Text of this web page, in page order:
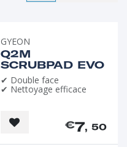
GYEON
Q2M
SCRUBPAD EVO
✔ Double face
✔ Nettoyage efficace
€7, 50